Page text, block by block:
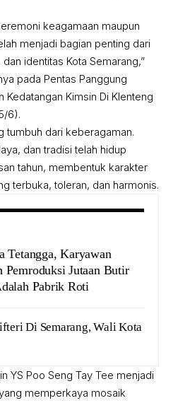
keagamaan maupun
menjadi bagian penting dari
identitas Kota Semarang,”
pada Pentas Panggung
Kedatangan Kimsin Di Klenteng
6).
tumbuh dari keberagaman.
dan tradisi telah hidup
tahun, membentuk karakter
terbuka, toleran, dan harmonis.
Tetangga, Karyawan
Pemroduksi Jutaan Butir
Pabrik Roti
Di Semarang, Wali Kota
YS Poo Seng Tay Tee menjadi
memperkaya mosaik